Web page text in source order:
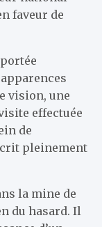
faveur de
vision, une
effectuée
de
pleinement
la mine de
du hasard. Il